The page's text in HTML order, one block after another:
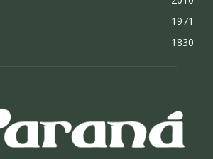
1971
1830